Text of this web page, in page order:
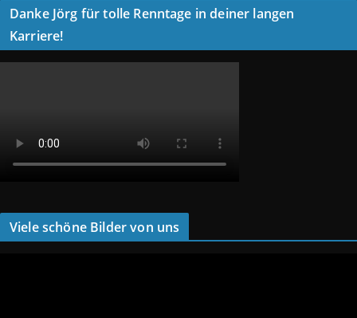
Danke Jörg für tolle Renntage in deiner langen
Karriere!
Viele schöne Bilder von uns